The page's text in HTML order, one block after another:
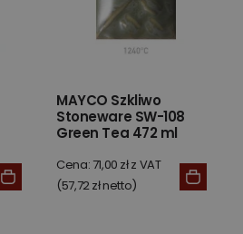
MAYCO Szkliwo
Stoneware SW-108
Green Tea 472 ml
Cena: 71,00 zł z VAT
(57,72 zł netto)